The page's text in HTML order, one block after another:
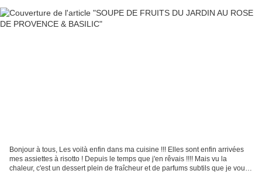
Bonjour à tous, Les voilà enfin dans ma cuisine !!! Elles sont enfin arrivées
mes assiettes à risotto ! Depuis le temps que j'en rêvais !!!! Mais vu la
chaleur, c'est un dessert plein de fraîcheur et de parfums subtils que je vous